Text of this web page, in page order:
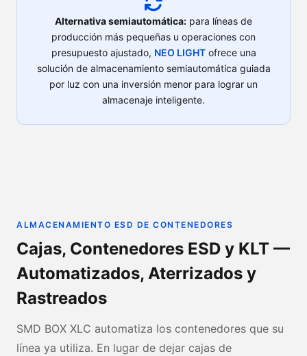
Alternativa semiautomática: para líneas de
producción más pequeñas u operaciones con
presupuesto ajustado, NEO LIGHTofrece una
solución de almacenamiento semiautomática guiada
por luz con una inversión menor para lograr un
almacenaje inteligente.
ALMACENAMIENTO ESD DE CONTENEDORES
Cajas, Contenedores ESD y KLT —
Automatizados, Aterrizados y
Rastreados
SMD BOX XLC automatiza los contenedores que su
línea ya utiliza. En lugar de dejar cajas de